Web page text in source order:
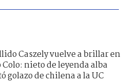
Caszely vuelve a brillar en
Colo: nieto de leyenda alba
golazo de chilena a la UC